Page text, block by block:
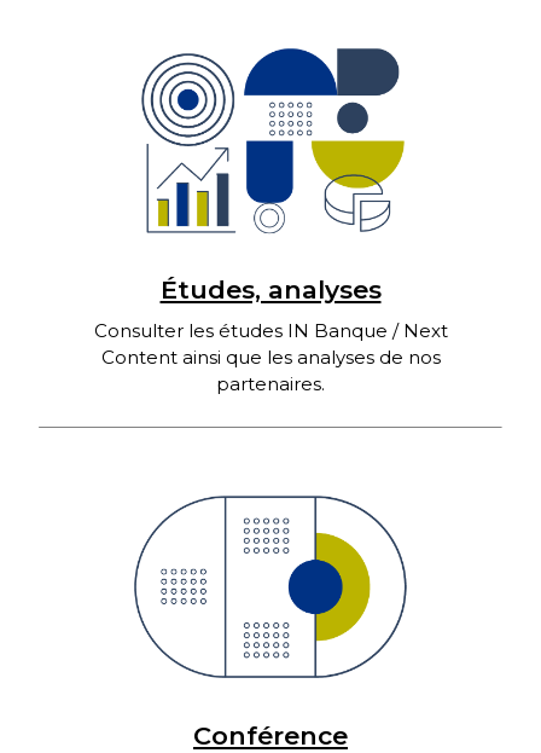
Études, analyses
Consulter les études IN Banque / Next
Content ainsi que les analyses de nos
partenaires.
Conférence